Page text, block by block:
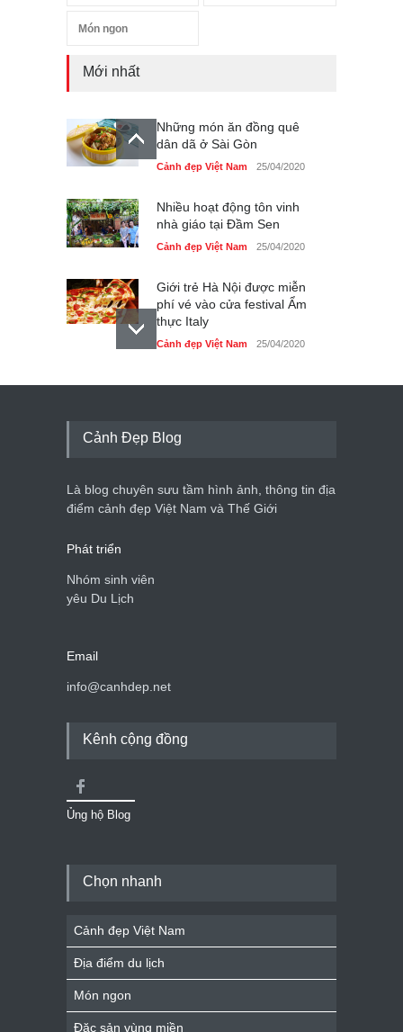
Món ngon
Mới nhất
Những món ăn đồng quê
dân dã ở Sài Gòn
Cảnh đẹp Việt Nam 25/04/2020
Nhiều hoạt động tôn vinh
nhà giáo tại Đầm Sen
Cảnh đẹp Việt Nam 25/04/2020
Giới trẻ Hà Nội được miễn
phí vé vào cửa festival Ẩm
thực Italy
Cảnh đẹp Việt Nam 25/04/2020
Tam giác mạch khoe sắc
du lịch quốc gia
Cảnh đẹp Việt Nam 24/04/2020
Cảnh Đẹp Blog
Là blog chuyên sưu tầm hình ảnh, thông tin địa
điểm cảnh đẹp Việt Nam và Thế Giới
Phát triển
Nhóm sinh viên
yêu Du Lịch
Email
info@canhdep.net
Kênh cộng đồng
Ủng hộ Blog
Chọn nhanh
Cảnh đẹp Việt Nam
Địa điểm du lịch
Món ngon
Đặc sản vùng miền